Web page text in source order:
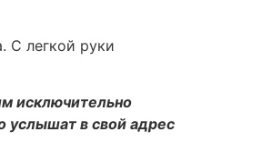
С легкой руки
исключительно
услышат в свой адрес